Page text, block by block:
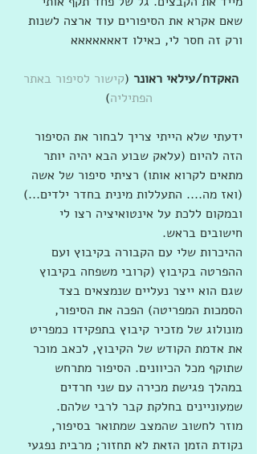
שאם אקרא את הסיפורים עוד ארצה לשנות
ורק זה חסר לי, כאילו דאאאאאאא
האקדח/עילאי ראונר (קישור לסיפור באתר
הפתיליה)
ידעתי שלא הייתי צריך לבחור את הסיפור
הזה להיום (עלאק שבוע הבא יהיה יותר
מתאים לקרוא אותו) רציתי סיפור של אשה
(ואז מה.... התעללות מינית בחדר ילדים...)
ובמקום ללכת על אינטואיציה רצו לי
חישובים בראש.
ההיכרות שלי עם הקבורה בקיבוץ ועם
ההפרטה בקיבוץ (קרובי משפחה בקיבוץ
שגם הוא ייצר נעליים שנמצאים בצד
הסמכות המפריטה) הפכה את הסיפור,
מונולוג של מזכיר קיבוץ בתפקידו כמפריט
את אדמת הקודש של הקיבוץ, לכאב מוכר
שתוקף מכל הכיוונים. הסיפור מתרחש
במהלך פגישת מכירה עם שני חרדים
שמעוניינים בחלקת קבר לרבי שלהם.
מוזר לחשוב שהמצב שמתואר בסיפור,
נקודת הזמן הזאת לא תחזור; מרבית נפגעי